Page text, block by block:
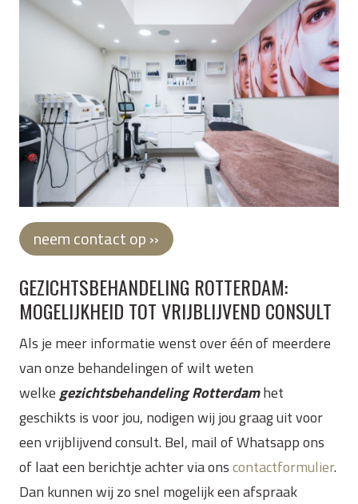
neem contact op ››
GEZICHTSBEHANDELING ROTTERDAM:
MOGELIJKHEID TOT VRIJBLIJVEND CONSULT
Als je meer informatie wenst over één of meerdere
van onze behandelingen of wilt weten
welkegezichtsbehandeling Rotterdamhet
geschikts is voor jou, nodigen wij jou graag uit voor
een vrijblijvend consult. Bel, mail of Whatsapp ons
of laat een berichtje achter via onscontactformulier.
Dan kunnen wij zo snel mogelijk een afspraak